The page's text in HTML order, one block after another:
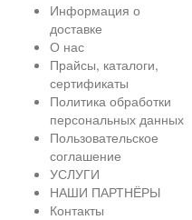
Информация о
доставке
О нас
Прайсы, каталоги,
сертификаты
Политика обработки
персональных данных
Пользовательское
соглашение
УСЛУГИ
НАШИ ПАРТНЁРЫ
Контакты